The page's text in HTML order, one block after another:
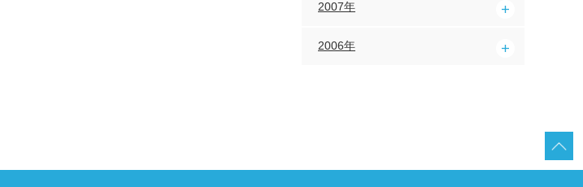
2007年
2006年